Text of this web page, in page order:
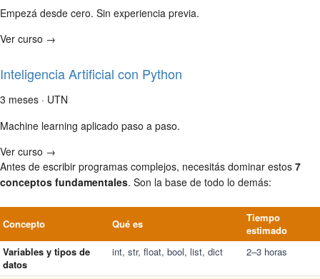
Empezá desde cero. Sin experiencia previa.
Ver curso →
Inteligencia Artificial con Python
3 meses · UTN
Machine learning aplicado paso a paso.
Ver curso →
Antes de escribir programas complejos, necesitás dominar estos 7
conceptos fundamentales. Son la base de todo lo demás:
Concepto Qué es
Tiempo
estimado
Variables y tipos de
datos
int, str, float, bool, list, dict 2–3 horas